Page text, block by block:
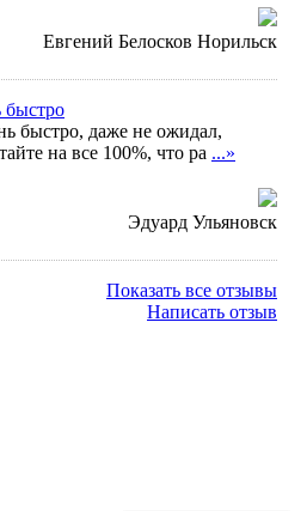
Евгений Белосков Норильск
быстро
быстро, даже не ожидал,
на все 100%, что ра ...»
Эдуард Ульяновск
Показать все отзывы
Написать отзыв